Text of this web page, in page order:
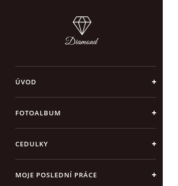
ÚVOD
FOTOALBUM
CEDULKY
MOJE POSLEDNÍ PRÁCE